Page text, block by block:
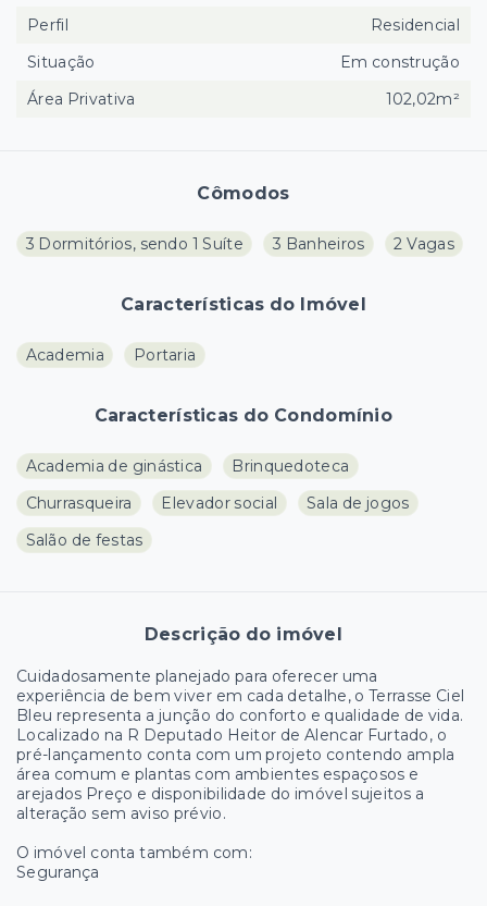
Cômodos
3 Dormitórios, sendo 1 Suíte 3 Banheiros 2 Vagas
Características do Imóvel
Academia Portaria
Características do Condomínio
Academia de ginástica
Brinquedoteca
Churrasqueira
Elevador social
Sala de jogos
Salão de festas
Descrição do imóvel
Cuidadosamente planejado para oferecer uma
experiência de bem viver em cada detalhe, o Terrasse Ciel
Bleu representa a junção do conforto e qualidade de vida.
Localizado na R Deputado Heitor de Alencar Furtado, o
pré-lançamento conta com um projeto contendo ampla
área comum e plantas com ambientes espaçosos e
arejados Preço e disponibilidade do imóvel sujeitos a
alteração sem aviso prévio.
O imóvel conta também com:
Segurança
Perfil
Residencial
Situação
Em construção
Área Privativa
102,02m²